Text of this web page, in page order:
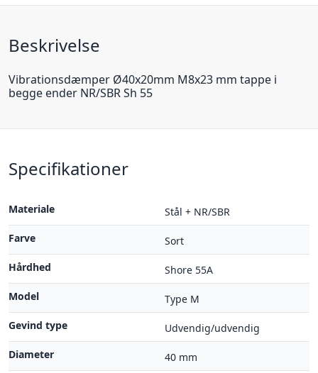
Beskrivelse
Vibrationsdæmper Ø40x20mm M8x23 mm tappe i
begge ender NR/SBR Sh 55
Specifikationer
Materiale
Stål + NR/SBR
Farve
Sort
Hårdhed
Shore 55A
Model
Type M
Gevind type
Udvendig/udvendig
Diameter
40 mm